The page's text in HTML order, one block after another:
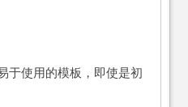
于使用的模板，即使是初